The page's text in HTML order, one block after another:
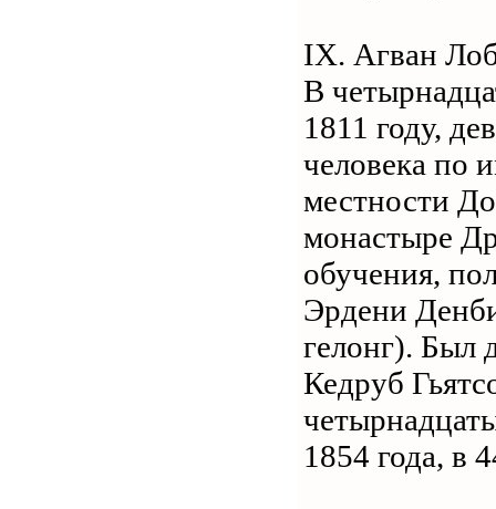
IX. Агван
В
1811 году,
человека по
местности
монастыре
обучения,
Эрдени
гелонг). Был
Кедруб
1854 года, в